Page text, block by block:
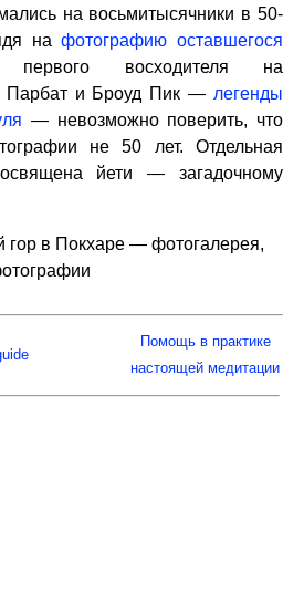
на восьмитысячники в 50-
нафотографию оставшегося
восходителя на
Парбат и Броуд Пик — легенды
— невозможно поверить, что
не 50 лет. Отдельная
йети — загадочному
в Покхаре — фотогалерея,
Помощь в практике
настоящей медитации